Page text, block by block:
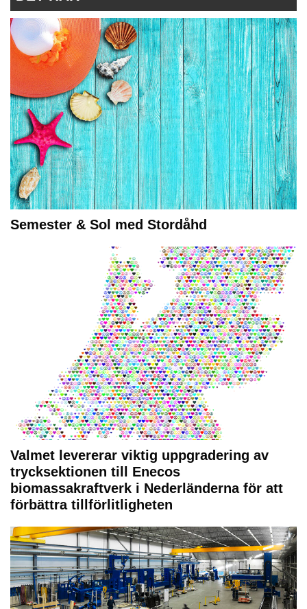
Semester & Sol med Stordåhd
Valmet levererar viktig uppgradering av
trycksektionen till Enecos
biomassakraftverk i Nederländerna för att
förbättra tillförlitligheten